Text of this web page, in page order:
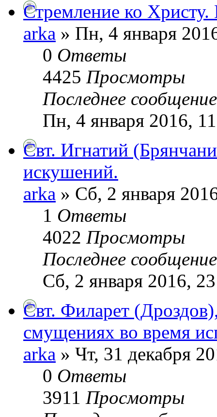
Стремление ко
arka » Пн, 4 января
0 Ответы
4425 Просмотры
Последнее
Пн, 4 января 2016,
Cвт. Игнатий
искушений.
arka » Сб, 2 января
1 Ответы
4022 Просмотры
Последнее
Сб, 2 января 2016,
Cвт. Филарет
смущениях во время
arka » Чт, 31 декабря
0 Ответы
3911 Просмотры